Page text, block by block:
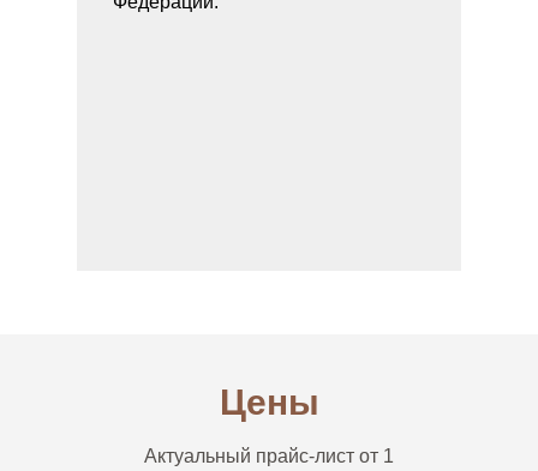
Цены
Актуальный прайс-лист от 1